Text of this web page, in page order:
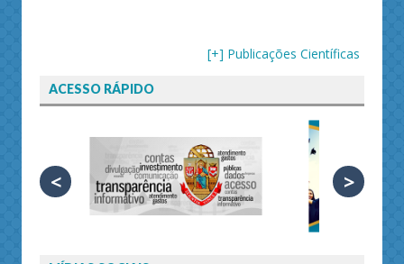
[+] Publicações Científicas
ACESSO RÁPIDO
< >